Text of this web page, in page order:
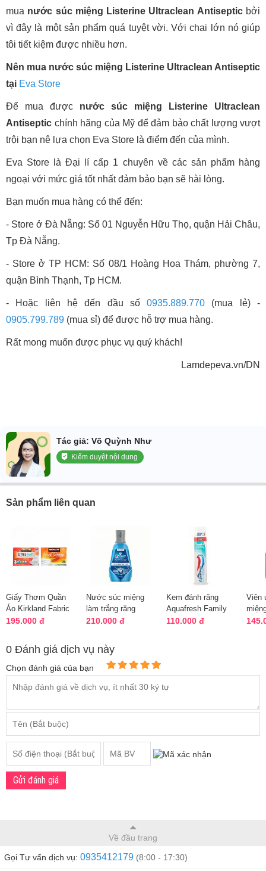
mua nước súc miệng Listerine Ultraclean Antiseptic bởi
vì đây là một sản phẩm quá tuyệt vời. Với chai lớn nó giúp
tôi tiết kiệm được nhiều hơn.
Nên mua nước súc miệng Listerine Ultraclean Antiseptic
tại Eva Store
Để mua được nước súc miệng Listerine Ultraclean
Antiseptic chính hãng của Mỹ để đảm bảo chất lượng vượt
trội bạn nê lựa chọn Eva Store là điểm đến của mình.
Eva Store là Đại lí cấp 1 chuyên về các sản phẩm hàng
ngoại với mức giá tốt nhất đảm bảo bạn sẽ hài lòng.
Bạn muốn mua hàng có thể đến:
- Store ở Đà Nẵng: Số 01 Nguyễn Hữu Thọ, quận Hải Châu,
Tp Đà Nẵng.
- Store ở TP HCM: Số 08/1 Hoàng Hoa Thám, phường 7,
quận Bình Thạnh, Tp HCM.
- Hoặc liên hệ đến đầu số0935.889.770 (mua lẻ) -
0905.799.789 (mua sỉ) để được hỗ trợ mua hàng.
Rất mong muốn được phục vụ quý khách!
Lamdepeva.vn/DN
Tác giả: Võ Quỳnh Như
Kiểm duyệt nội dung
Sản phẩm liên quan
Giấy Thơm Quần
Áo Kirkland Fabric
Softener Của Mỹ
195.000 đ
Nước súc miệng
làm trắng răng
Crest Pro Health
210.000 đ
Kem đánh răng
Aquafresh Family
Protection Fresh &
110.000 đ
Viên
0 Đánh giá dịch vụ này
Chọn đánh giá của bạn
Gửi đánh giá
Về đầu trang
Gọi Tư vấn dịch vụ: 0935412179 (8:00 - 17:30)